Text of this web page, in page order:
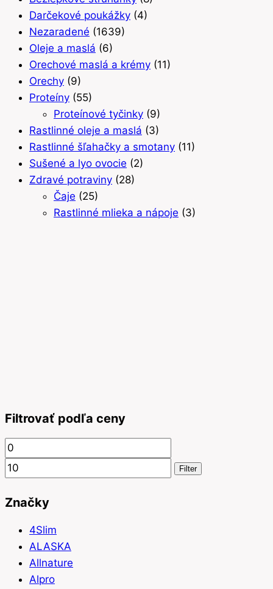
Darčekové poukážky (4)
Nezaradené (1639)
Oleje a maslá (6)
Orechové maslá a krémy (11)
Orechy (9)
Proteíny (55)
Proteínové tyčinky (9)
Rastlinné oleje a maslá (3)
Rastlinné šľahačky a smotany (11)
Sušené a lyo ovocie (2)
Zdravé potraviny (28)
Čaje (25)
Rastlinné mlieka a nápoje (3)
Filtrovať podľa ceny
Minimálna
cena
cena
Filter
Značky
4Slim
ALASKA
Allnature
Alpro